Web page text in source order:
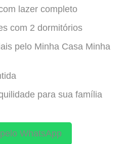
lazer completo
com 2 dormitórios
pelo Minha Casa Minha
para sua família
WhatsApp